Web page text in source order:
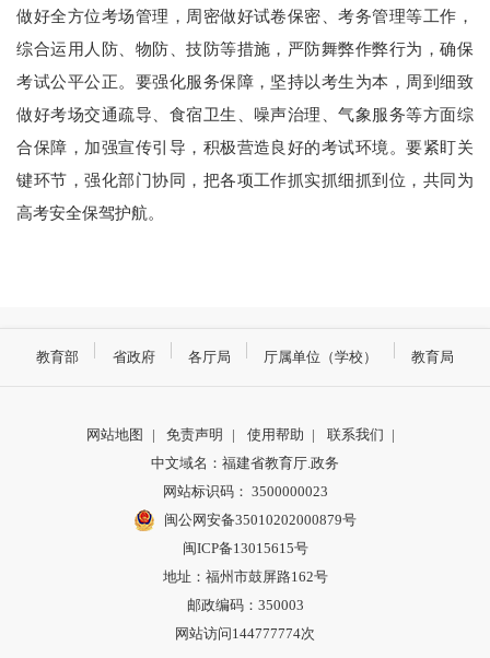
做好全方位考场管理，周密做好试卷保密、考务管理等工作，
综合运用人防、物防、技防等措施，严防舞弊作弊行为，确保
考试公平公正。要强化服务保障，坚持以考生为本，周到细致
做好考场交通疏导、食宿卫生、噪声治理、气象服务等方面综
合保障，加强宣传引导，积极营造良好的考试环境。要紧盯关
键环节，强化部门协同，把各项工作抓实抓细抓到位，共同为
高考安全保驾护航。
教育部 省政府 各厅局 厅属单位（学校） 教育局
网站地图 | 免责声明 | 使用帮助 | 联系我们 |
中文域名：福建省教育厅.政务
网站标识码： 3500000023
闽公网安备35010202000879号
闽ICP备13015615号
地址：福州市鼓屏路162号
邮政编码：350003
网站访问144777774次